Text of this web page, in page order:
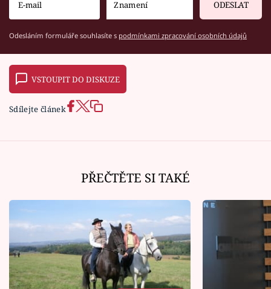
ODESLAT
Odesláním formuláře souhlasíte s podmínkami zpracování osobních údajů
VSTOUPIT DO DISKUZE
Sdílejte článek
PŘEČTĚTE SI TAKÉ